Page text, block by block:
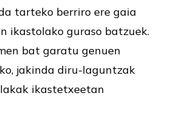
tarteko berriro ere gaia
ikastolako guraso batzuek.
bat garatu genuen
jakinda diru-laguntzak
ikastetxeetan